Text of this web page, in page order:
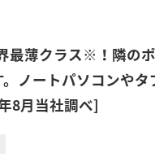
薄クラス※！隣の
ノートパソコンや
8月当社調べ]